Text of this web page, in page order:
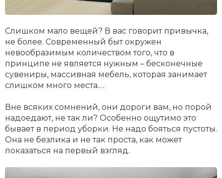
Слишком мало вещей? В вас говорит привычка,
не более. Современный быт окружен
невообразимым количеством того, что в
принципе не является нужным – бесконечные
сувениры, массивная мебель, которая занимает
слишком много места.…
Вне всяких сомнений, они дороги вам, но порой
надоедают, не так ли? Особенно ощутимо это
бывает в период уборки. Не надо бояться пустоты.
Она не безлика и не так проста, как может
показаться на первый взгляд.